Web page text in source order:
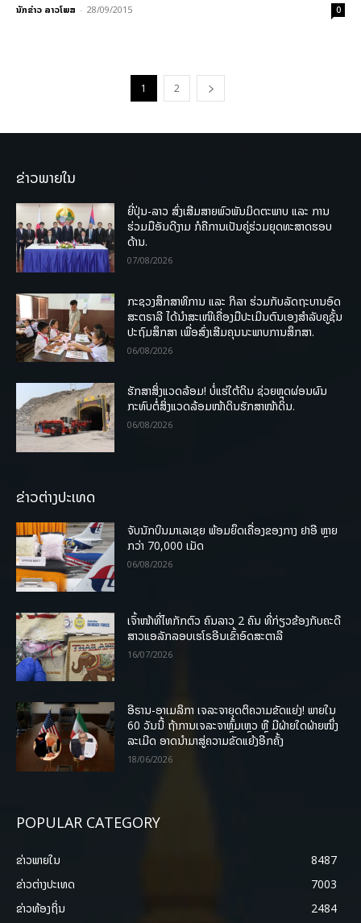
ນັກຂ່າວ ລາວໂພສ - 28/09/2015 0
1 2
ຂ່າວພາຍໃນ
ຍີ່ປຸ່ນ-ລາວ ສົ່ງເສີມສາຍພົວພັນມິດຕະພາບ ແລະ ການ
ຮ່ວມມືອັນດີງາມ ກໍຄືການເປັນຄູ່ຮ່ວມຍຸດທະສາດຮອບ
ດ້ານ.
07/08/2026
ກະຊວງສຶກສາທິການ ແລະ ກິລາ ຮ່ວມກັບລັດຖະບານອົດ
ສະຕຣາລີ ໄດ້ນຳສະເໜີເຄື່ອງມືປະເມີນຕົນເອງສຳລັບຄູຊັ້ນ
ປະຖົມສຶກສາ ເພື່ອສົ່ງເສີມຄຸນນະພາບການສຶກສາ.
06/08/2026
ຮັກສາສິ່ງແວດລ້ອມ! ບໍ່ແຮ່ໃຕ້ດິນ ຊ່ວຍຫຼຸດຜ່ອນຜົນ
ກະທົບຕໍ່ສິ່ງແວດລ້ອມໜ້າດິນຮັກສາໜ້າດິນ.
06/08/2026
ຂ່າວຕ່າງປະເທດ
ຈັບນັກບິນມາເລເຊຍ ພ້ອມຍຶດເຄື່ອງຂອງກາງ ຢາອີ ຫຼາຍ
ກວ່າ 70,000 ເມັດ
06/08/2026
ເຈົ້າໜ້າທີ່ໄທກັກຕົວ ຄົນລາວ 2 ຄົນ ທີ່ກ່ຽວຂ້ອງກັບຄະດີ
ສາວແອລັກລອບເຮໂຣອີນເຂົ້າອົດສະຕາລີ
16/07/2026
ອີຣານ-ອາເມລິກາ ເຈລະຈາຍຸດຕິຄວາມຂັດແຍ່ງ! ພາຍໃນ
60 ວັນນີ້ ຖ້າການເຈລະຈາຫຼົ້ມເຫຼວ ຫຼື ມີຝ່າຍໃດຝ່າຍໜຶ່ງ
ລະເມີດ ອາດນໍາມາສູ່ຄວາມຂັດແຍ້ງອີກຄັ້ງ
18/06/2026
POPULAR CATEGORY
ຂ່າວພາຍ​ໃນ
8487
ຂ່າວຕ່າງປະເທດ
7003
ຂ່າວທ້ອງຖິ່ນ
2484